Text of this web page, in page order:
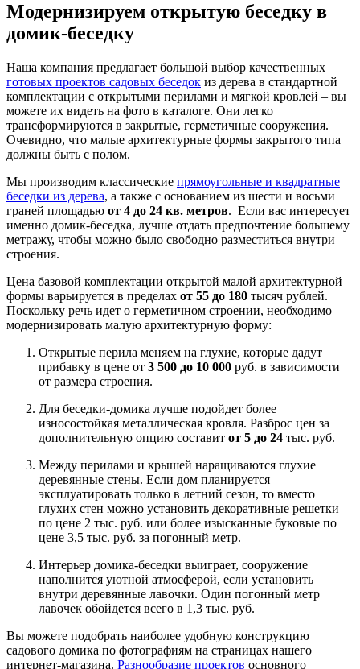
Модернизируем открытую беседку в
домик-беседку
Наша компания предлагает большой выбор качественных
готовых проектов садовых беседок из дерева в стандартной
комплектации с открытыми перилами и мягкой кровлей – вы
можете их видеть на фото в каталоге. Они легко
трансформируются в закрытые, герметичные сооружения.
Очевидно, что малые архитектурные формы закрытого типа
должны быть с полом.
Мы производим классические прямоугольные и квадратные
беседки из дерева, а также с основанием из шести и восьми
граней площадью от 4 до 24 кв. метров. Если вас интересует
именно домик-беседка, лучше отдать предпочтение большему
метражу, чтобы можно было свободно разместиться внутри
строения.
Цена базовой комплектации открытой малой архитектурной
формы варьируется в пределах от 55 до 180 тысяч рублей.
Поскольку речь идет о герметичном строении, необходимо
модернизировать малую архитектурную форму:
Открытые перила меняем на глухие, которые дадут
прибавку в цене от 3 500 до 10 000 руб. в зависимости
от размера строения.
Для беседки-домика лучше подойдет более
износостойкая металлическая кровля. Разброс цен за
дополнительную опцию составит от 5 до 24 тыс. руб.
Между перилами и крышей наращиваются глухие
деревянные стены. Если дом планируется
эксплуатировать только в летний сезон, то вместо
глухих стен можно установить декоративные решетки
по цене 2 тыс. руб. или более изысканные буковые по
цене 3,5 тыс. руб. за погонный метр.
Интерьер домика-беседки выиграет, сооружение
наполнится уютной атмосферой, если установить
внутри деревянные лавочки. Один погонный метр
лавочек обойдется всего в 1,3 тыс. руб.
Вы можете подобрать наиболее удобную конструкцию
садового домика по фотографиям на страницах нашего
интернет-магазина. Разнообразие проектов основного